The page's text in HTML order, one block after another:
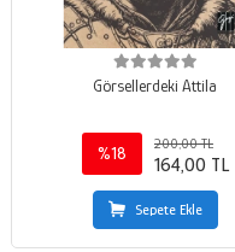
Görsellerdeki Attila
%18
200,00 TL
164,00 TL
Sepete Ekle